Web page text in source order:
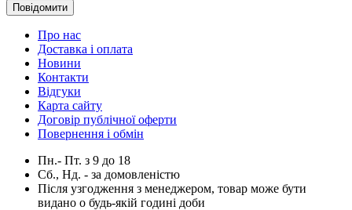
Повідомити
Про нас
Доставка і оплата
Новини
Контакти
Відгуки
Карта сайту
Договір публічної оферти
Повернення і обмін
Пн.- Пт. з 9 до 18
Сб., Нд. - за домовленістю
Після узгодження з менеджером, товар може бути
видано о будь-якій годині доби